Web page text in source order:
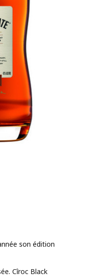
son édition
Cîroc Black